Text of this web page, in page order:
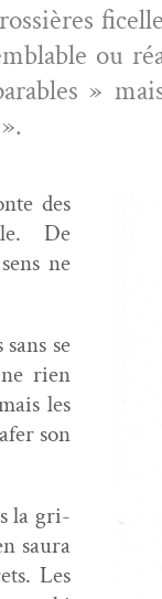
ou
»
des
De
ne
se
rien
les
son
la gri­
saura
Les